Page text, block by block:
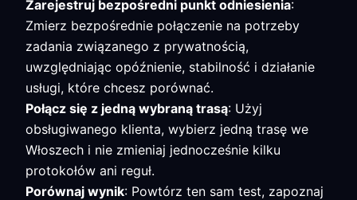
Zarejestruj bezpośredni punkt odniesienia:
Zmierz bezpośrednie połączenie na potrzeby
zadania związanego z prywatnością,
uwzględniając opóźnienie, stabilność i działanie
usługi, które chcesz porównać.
Połącz się z jedną wybraną trasą: Użyj
obsługiwanego klienta, wybierz jedną trasę we
Włoszech i nie zmieniaj jednocześnie kilku
protokołów ani reguł.
Porównaj wynik: Powtórz ten sam test, zapoznaj